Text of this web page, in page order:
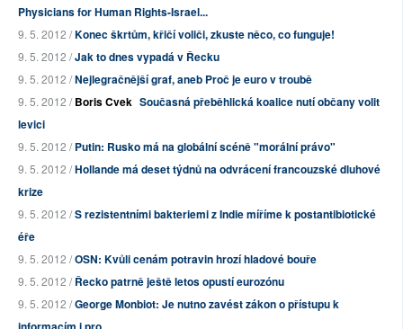
Physicians for Human Rights-Israel...
9. 5. 2012 /Konec škrtům, křičí voliči, zkuste něco, co funguje!
9. 5. 2012 /Jak to dnes vypadá v Řecku
9. 5. 2012 /Nejlegračnější graf, aneb Proč je euro v troubě
9. 5. 2012 /Boris Cvek Současná přeběhlická koalice nutí občany volit
levici
9. 5. 2012 /Putin: Rusko má na globální scéně "morální právo"
9. 5. 2012 /Hollande má deset týdnů na odvrácení francouzské dluhové
krize
9. 5. 2012 /S rezistentními bakteriemi z Indie míříme k postantibiotické
éře
9. 5. 2012 /OSN: Kvůli cenám potravin hrozí hladové bouře
9. 5. 2012 /Řecko patrně ještě letos opustí eurozónu
9. 5. 2012 /George Monbiot: Je nutno zavést zákon o přístupu k